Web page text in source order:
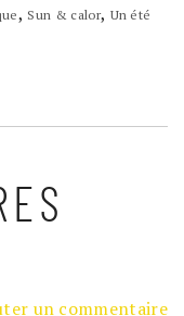
, Sun & calor, Un été
un commentaire